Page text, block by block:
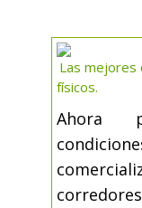
Las mejores
físicos.
Ahora